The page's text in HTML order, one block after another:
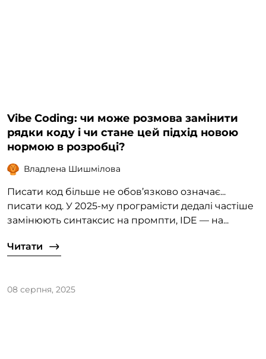
Vibe Coding: чи може розмова замінити
рядки коду і чи стане цей підхід новою
нормою в розробці?
Владлена Шишмілова
Писати код більше не обов’язково означає...
писати код. У 2025-му програмісти дедалі частіше
замінюють синтаксис на промпти, IDE — на...
Читати
08 серпня, 2025